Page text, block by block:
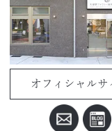
オフィシャルサ